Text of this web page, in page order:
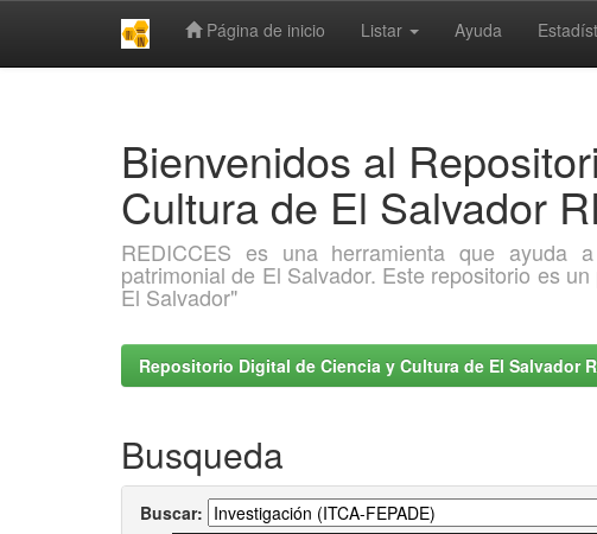
Página de inicio Listar Ayuda
Bienvenidos al
Cultura de El Salvador
REDICCES es una herramienta que ayuda
patrimonial de El Salvador. Este repositorio es
El Salvador"
Repositorio Digital de Ciencia y Cultura de El Salvador
Busqueda
Buscar: